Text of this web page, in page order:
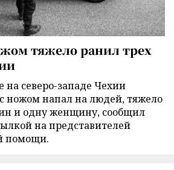
тяжело ранил трех
на северо-западе Чехии
ножом напал на людей, тяжело
и одну женщину, сообщил
на представителей
помощи.